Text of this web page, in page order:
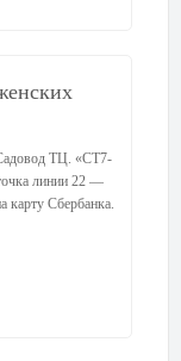
ТЦ. «СТ7-
линии 22 —
карту Сбербанка.